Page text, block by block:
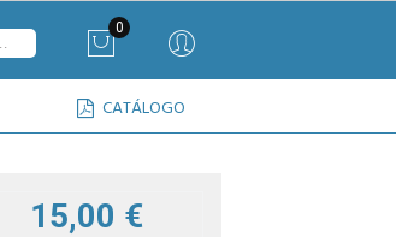
0
CATÁLOGO
15,00 €